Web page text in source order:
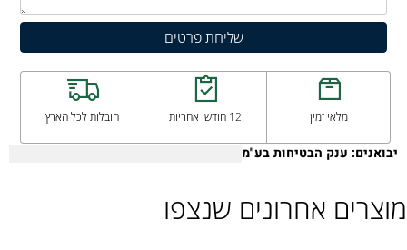
מלאי זמין 12 חודשי אחריות הובלות לכל הארץ
יבואנים: ענק הבטיחות בע"מ
מוצרים אחרונים שנצפו